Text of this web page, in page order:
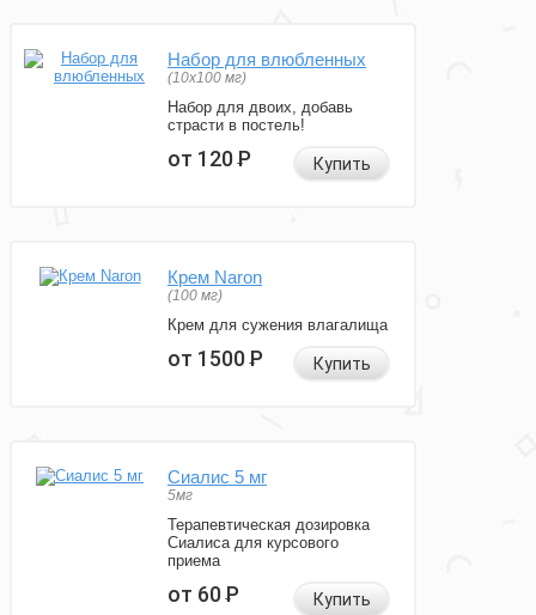
Набор для влюбленных
(10х100 мг)
Набор для двоих, добавь
страсти в постель!
от 120Р Купить
Крем Naron
(100 мг)
Крем для сужения влагалища
от 1500Р Купить
Сиалис 5 мг
5мг
Терапевтическая дозировка
Сиалиса для курсового
приема
от 60Р Купить